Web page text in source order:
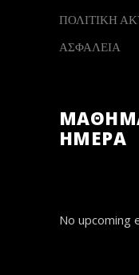
ΠΟΛΙΤΙΚΗ
ΑΣΦΑΛΕΙΑ
ΗΜΕΡΑ
No upcoming